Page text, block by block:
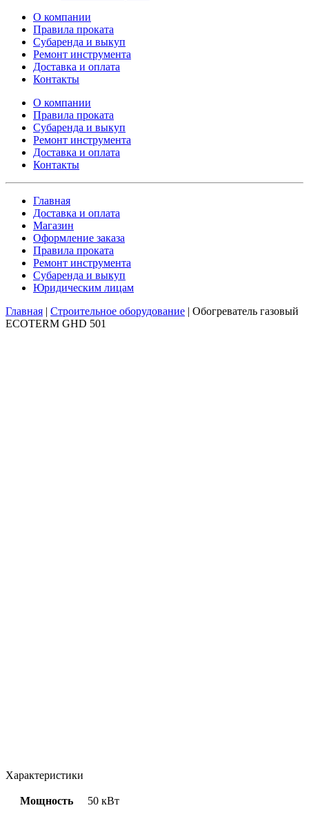
О компании
Правила проката
Субаренда и выкуп
Ремонт инструмента
Доставка и оплата
Контакты
О компании
Правила проката
Субаренда и выкуп
Ремонт инструмента
Доставка и оплата
Контакты
Главная
Доставка и оплата
Магазин
Оформление заказа
Правила проката
Ремонт инструмента
Субаренда и выкуп
Юридическим лицам
Главная | Строительное оборудование | Обогреватель газовый
ECOTERM GHD 501
Характеристики
Мощность 50 кВт